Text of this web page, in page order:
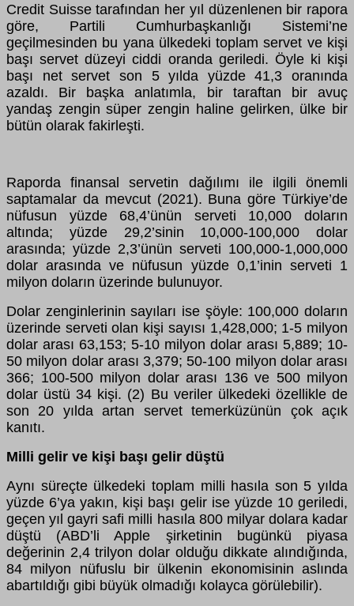
Credit Suisse tarafından her yıl düzenlenen bir rapora
göre, Partili Cumhurbaşkanlığı Sistemi’ne
geçilmesinden bu yana ülkedeki toplam servet ve kişi
başı servet düzeyi ciddi oranda geriledi. Öyle ki kişi
başı net servet son 5 yılda yüzde 41,3 oranında
azaldı. Bir başka anlatımla, bir taraftan bir avuç
yandaş zengin süper zengin haline gelirken, ülke bir
bütün olarak fakirleşti.
Raporda finansal servetin dağılımı ile ilgili önemli
saptamalar da mevcut (2021). Buna göre Türkiye’de
nüfusun yüzde 68,4’ünün serveti 10,000 doların
altında; yüzde 29,2’sinin 10,000-100,000 dolar
arasında; yüzde 2,3’ünün serveti 100,000-1,000,000
dolar arasında ve nüfusun yüzde 0,1’inin serveti 1
milyon doların üzerinde bulunuyor.
Dolar zenginlerinin sayıları ise şöyle: 100,000 doların
üzerinde serveti olan kişi sayısı 1,428,000; 1-5 milyon
dolar arası 63,153; 5-10 milyon dolar arası 5,889; 10-
50 milyon dolar arası 3,379; 50-100 milyon dolar arası
366; 100-500 milyon dolar arası 136 ve 500 milyon
dolar üstü 34 kişi. (2) Bu veriler ülkedeki özellikle de
son 20 yılda artan servet temerküzünün çok açık
kanıtı.
Milli gelir ve kişi başı gelir düştü
Aynı süreçte ülkedeki toplam milli hasıla son 5 yılda
yüzde 6’ya yakın, kişi başı gelir ise yüzde 10 geriledi,
geçen yıl gayri safi milli hasıla 800 milyar dolara kadar
düştü (ABD’li Apple şirketinin bugünkü piyasa
değerinin 2,4 trilyon dolar olduğu dikkate alındığında,
84 milyon nüfuslu bir ülkenin ekonomisinin aslında
abartıldığı gibi büyük olmadığı kolayca görülebilir).